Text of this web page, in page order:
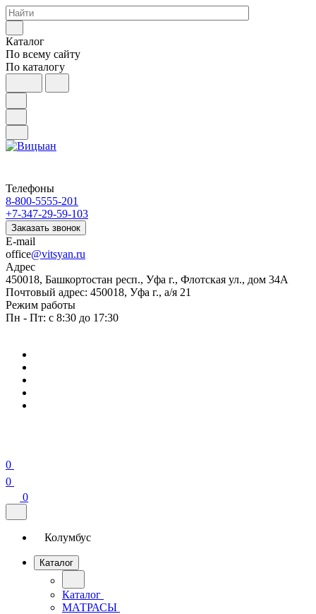
Каталог
По всему сайту
По каталогу
Телефоны
8-800-5555-201
+7-347-29-59-103
Заказать звонок
E-mail
office@vitsyan.ru
Адрес
450018, Башкортостан респ., Уфа г., Флотская ул., дом 34А
Почтовый адрес: 450018, Уфа г., а/я 21
Режим работы
Пн - Пт: с 8:30 до 17:30
0
0
0
Колумбус
Каталог
Каталог
МАТРАСЫ